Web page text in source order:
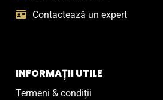
Contactează un expert
INFORMAȚII UTILE
Termeni & condiții